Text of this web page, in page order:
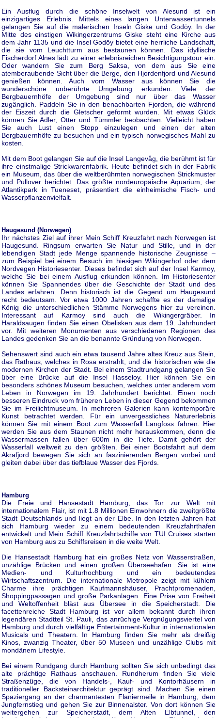
Ein Ausflug durch die schöne Inselwelt von Alesund ist ein
einzigartiges Erlebnis. Mittels eines langen Unterwassertunnels
gelangen Sie auf die malerischen Inseln Giske und Godöy. In der
Mitte des einstigen Wikingerzentrums Giske steht eine Kirche aus
dem Jahr 1135 und die Insel Godöy bietet eine herrliche Landschaft,
die sie vom Leuchtturm aus bestaunen können. Das idyllische
Fischerdorf Alnes lädt zu einer erlebnisreichen Besichtigungstour ein.
Oder wandern Sie zum Berg Saksa, von dem aus Sie eine
atemberaubende Sicht über die Berge, den Hjordenfjord und Alesund
genießen können. Auch vom Wasser aus können Sie die
wunderschöne unberührte Umgebung erkunden. Viele der
Bergbauernhöfe der Umgebung sind nur über das Wasser
zugänglich. Paddeln Sie in den benachbarten Fjorden, die während
der Eiszeit durch die Gletscher geformt wurden. Mit etwas Glück
können Sie Adler, Otter und Tümmler beobachten. Vielleicht haben
Sie auch Lust einen Stopp einzulegen und einen der alten
Bergbauernhöfe zu besuchen und ein typisch norwegisches Mahl zu
kosten.
Mit dem Boot gelangen Sie auf die Insel Langevåg, die berühmt ist für
ihre einstmalige Strickwarenfabrik. Heute befindet sich in der Fabrik
ein Museum, das über die weltberühmten norwegischen Strickmuster
und Pullover berichtet. Das größte nordeuropäische Aquarium, der
Atlantikpark in Tueneset, präsentiert die einheimische Fisch- und
Wasserpflanzenvielfalt.
Haugesund (Norwegen)
Ihr nächstes Ziel auf ihrer Mein Schiff Kreuzfahrt nach Norwegen ist
Haugesund. Ringsum erwarten Sie Natur und Stille, und in der
lebendigen Stadt jede Menge spannende historische Zeugnisse –
zum Beispiel bei einem Besuch im hiesigen Wikingerhof oder dem
Nordvegen Historiesenter. Dieses befindet sich auf der Insel Karmoy,
welche Sie bei einem Ausflug erkunden können. Im Historiesenter
können Sie Spannendes über die Geschichte der Stadt und des
Landes erfahren. Denn historisch ist die Gegend um Haugesund
recht bedeutsam. Vor etwa 1000 Jahren schaffte es der damalige
König die unterschiedlichen Stämme Norwegens hier zu vereinen.
Interessant auf Karmoy sind auch die Wikingergräber. In
Haraldsaugen finden Sie einen Obelisken aus dem 19. Jahrhundert
vor. Mit weiteren Monumenten aus verschiedenen Regionen des
Landes gedenken Sie an die benannte Gründung von Norwegen.
Sehenswert sind auch ein etwa tausend Jahre altes Kreuz aus Stein,
das Rathaus, welches in Rosa erstrahlt, und die historischen wie die
modernen Kirchen der Stadt. Bei einem Stadtrundgang gelangen Sie
über eine Brücke auf die Insel Hasseloy. Hier können Sie ein
besonders schönes Museum besuchen, welches unter anderem vom
Leben in Norwegen im 19. Jahrhundert berichtet. Einen noch
besseren Eindruck vom früheren Leben in dieser Gegend bekommen
Sie im Freilichtmuseum. In mehreren Galerien kann kontemporäre
Kunst betrachtet werden. Für ein unvergessliches Naturerlebnis
können Sie mit einem Boot zum Wasserfall Langfoss fahren. Hier
werden Sie aus dem Staunen nicht mehr herauskommen, denn die
Wassermassen fallen über 600m in die Tiefe. Damit gehört der
Wasserfall weltweit zu den größten. Bei einer Bootsfahrt auf dem
Akrafjord bewegen Sie sich an faszinierenden Bergen vorbei und
gleiten dabei über das tiefblaue Wasser des Fjords.
Hamburg
Die Freie und Hansestadt Hamburg, das Tor zur Welt mit
internationalem Flair, ist mit 1.8 Millionen Einwohnern die zweitgrößte
Stadt Deutschlands und liegt an der Elbe. In den letzten Jahren hat
sich Hamburg wieder zu einem bedeutenden Kreuzfahrthafen
entwickelt und Mein Schiff Kreuzfahrtschiffe von TUI Cruises starten
von Hamburg aus zu Schiffsreisen in die weite Welt.
Die Hansestadt Hamburg hat ein großes Netz von Wasserstraßen,
unzählige Brücken und einen großen Überseehafen. Sie ist eine
Medien- und Kulturhochburg und ein bedeutendes
Wirtschaftszentrum. Die internationale Metropole zeigt mit kühlem
Charme ihre prächtigen Kaufmannshäuser, Prachtpromenaden,
Shoppingpassagen und große Parkanlagen. Eine Prise von Freiheit
und Weltoffenheit bläst aus Übersee in die Speicherstadt. Die
facettenreiche Stadt Hamburg ist vor allem bekannt durch ihren
legendären Stadtteil St. Pauli, das anrüchige Vergnügungsviertel von
Hamburg und durch vielfältige Entertainment-Kultur in internationalen
Musicals und Theatern. In Hamburg finden Sie mehr als dreißig
Kinos, zwanzig Theater, über 50 Museen und unzählige Clubs mit
mondänem Lifestyle.
Bei einem Rundgang durch Hamburg sollten Sie sich unbedingt das
alte prächtige Rathaus anschauen. Rundherum finden Sie viele
Straßenzüge, die von Handels-, Kauf- und Kontorhäusern in
traditioneller Backsteinarchitektur geprägt sind. Machen Sie einen
Spaziergang an der charmantesten Flaniermeile in Hamburg, dem
Jungfernstieg und gehen Sie zur Binnenalster. Von dort können Sie
weitergehen zur Speicherstadt, dem Alten Elbtunnel, den